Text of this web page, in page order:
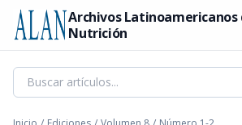
Archivos Latinoamericanos
Nutrición